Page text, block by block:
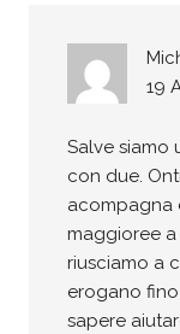
19
Salve siamo
con due.
acompagna
maggioree a
riusciamo a
erogano
sapere